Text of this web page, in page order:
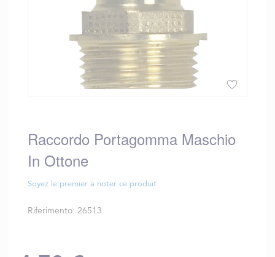
della
galleria
di
immagini
Raccordo Portagomma Maschio
In Ottone
Soyez le premier à noter ce produit
Riferimento 26513